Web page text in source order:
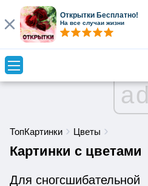
ad
ТопКартинки Цветы
Картинки с цветами
Для сногсшибательной
Открытки Бесплатно!
На все случаи жизни